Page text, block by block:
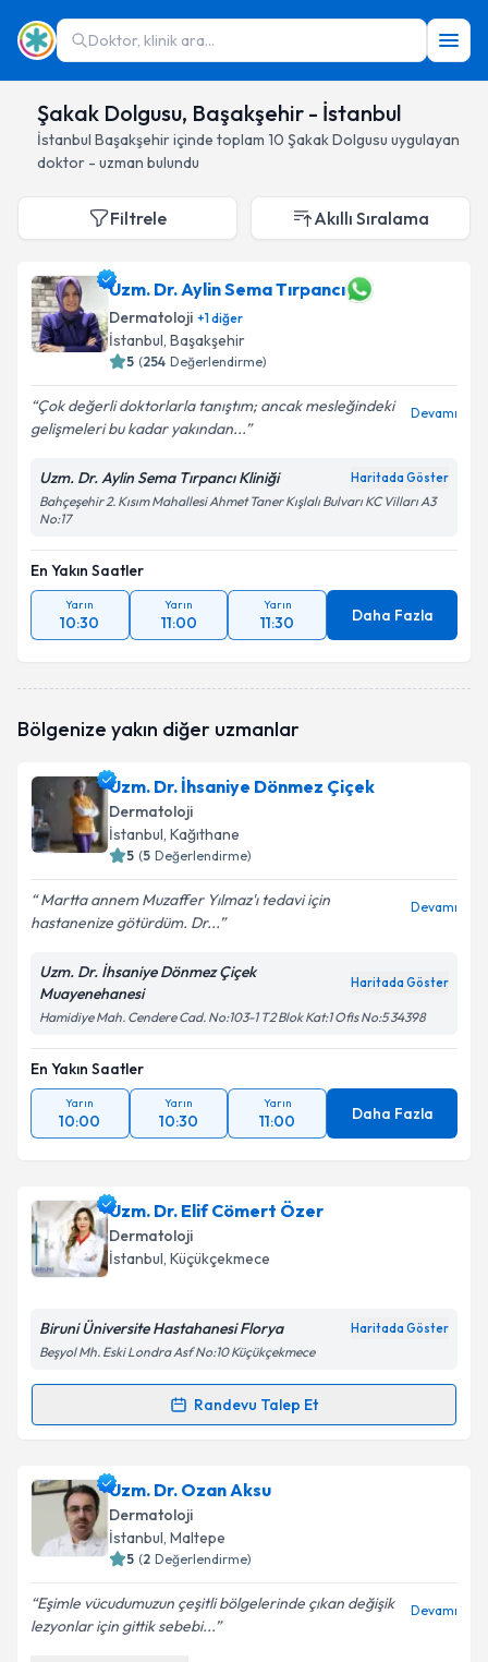
Doktor, klinik ara...
Şakak Dolgusu, Başakşehir - İstanbul
İstanbul Başakşehiriçinde toplam 10 Şakak Dolgusu uygulayan
doktor - uzman bulundu
Filtrele Akıllı Sıralama
Uzm. Dr. Aylin Sema Tırpancı
Dermatoloji +1diğer
İstanbul, Başakşehir
5 (254 Değerlendirme)
Çok değerli doktorlarla tanıştım; ancak mesleğindeki
gelişmeleri bu kadar yakından...
Devamı
Uzm. Dr. Aylin Sema Tırpancı Kliniği Haritada Göster
Bahçeşehir 2. Kısım Mahallesi Ahmet Taner Kışlalı Bulvarı KC Vilları A3
No:17
En Yakın Saatler
Yarın
10:30
Yarın
11:00
Yarın
11:30 Daha Fazla
Bölgenize yakın diğer uzmanlar
Uzm. Dr. İhsaniye Dönmez Çiçek
Dermatoloji
İstanbul, Kağıthane
5 (5 Değerlendirme)
Martta annem Muzaffer Yılmaz'ı tedavi için
hastanenize götürdüm. Dr...
Devamı
Uzm. Dr. İhsaniye Dönmez Çiçek
Muayenehanesi
Haritada Göster
Hamidiye Mah. Cendere Cad. No:103-1 T2 Blok Kat:1 Ofis No:5 34398
En Yakın Saatler
Yarın
10:00
Yarın
10:30
Yarın
11:00 Daha Fazla
Uzm. Dr. Elif Cömert Özer
Dermatoloji
İstanbul, Küçükçekmece
Biruni Üniversite Hastahanesi Florya Haritada Göster
Beşyol Mh. Eski Londra Asf No:10 Küçükçekmece‎
Randevu Talep Et
Randevu Takvimi Talebi
Uzm. Dr. Elif Cömert Özer
talebi oluşturun. Size bu uzmandan randevu almanız
için bir takvim hazırlandığında e-posta ile
bilgilendireceğiz.
E-posta Adresiniz
Uzm. Dr. Ozan Aksu
Dermatoloji
İstanbul, Maltepe
5 (2 Değerlendirme)
Eşimle vücudumuzun çeşitli bölgelerinde çıkan değişik
lezyonlar için gittik sebebi...
Devamı